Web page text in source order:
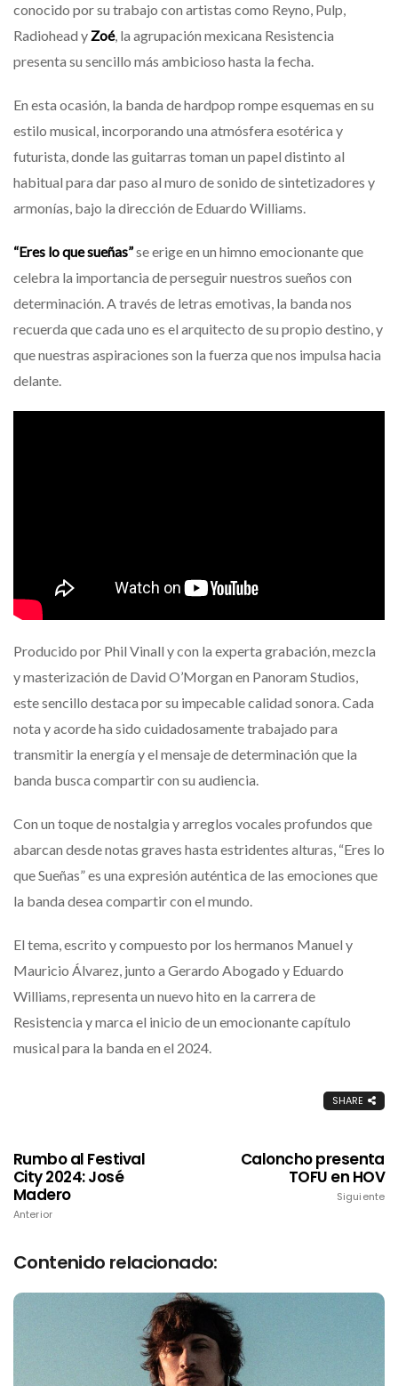
conocido por su trabajo con artistas como Reyno, Pulp,
Radiohead yZoé, la agrupación mexicana Resistencia
presenta su sencillo más ambicioso hasta la fecha.
En esta ocasión, la banda de hardpop rompe esquemas en su
estilo musical, incorporando una atmósfera esotérica y
futurista, donde las guitarras toman un papel distinto al
habitual para dar paso al muro de sonido de sintetizadores y
armonías, bajo la dirección de Eduardo Williams.
“Eres lo que sueñas”se erige en un himno emocionante que
celebra la importancia de perseguir nuestros sueños con
determinación. A través de letras emotivas, la banda nos
recuerda que cada uno es el arquitecto de su propio destino, y
que nuestras aspiraciones son la fuerza que nos impulsa hacia
delante.
Producido por Phil Vinall y con la experta grabación, mezcla
y masterización de David O’Morgan en Panoram Studios,
este sencillo destaca por su impecable calidad sonora. Cada
nota y acorde ha sido cuidadosamente trabajado para
transmitir la energía y el mensaje de determinación que la
banda busca compartir con su audiencia.
Con un toque de nostalgia y arreglos vocales profundos que
abarcan desde notas graves hasta estridentes alturas, “Eres lo
que Sueñas” es una expresión auténtica de las emociones que
la banda desea compartir con el mundo.
El tema, escrito y compuesto por los hermanos Manuel y
Mauricio Álvarez, junto a Gerardo Abogado y Eduardo
Williams, representa un nuevo hito en la carrera de
Resistencia y marca el inicio de un emocionante capítulo
musical para la banda en el 2024.
SHARE
Rumbo al Festival
City 2024: José
Madero
Anterior
Caloncho presenta
TOFU en HOV
Siguiente
Contenido relacionado: